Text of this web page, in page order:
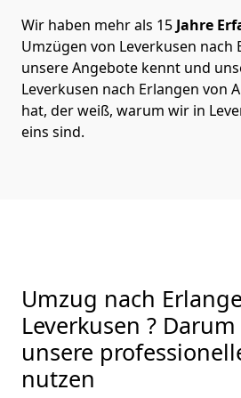
Wir haben mehr als 15 Jahre
Umzügen von Leverkusen nach
unsere Angebote kennt und
Leverkusen nach Erlangen von
hat, der weiß, warum wir in
eins sind.
Umzug nach
Leverkusen ?
unsere
nutzen